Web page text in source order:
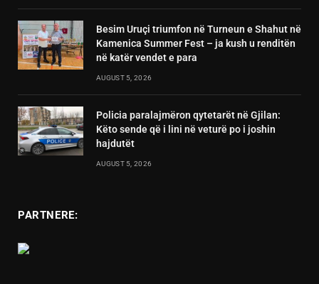
Besim Uruçi triumfon në Turneun e Shahut në
Kamenica Summer Fest – ja kush u renditën
në katër vendet e para
AUGUST 5, 2026
Policia paralajmëron qytetarët në Gjilan:
Këto sende që i lini në veturë po i joshin
hajdutët
AUGUST 5, 2026
PARTNERE: